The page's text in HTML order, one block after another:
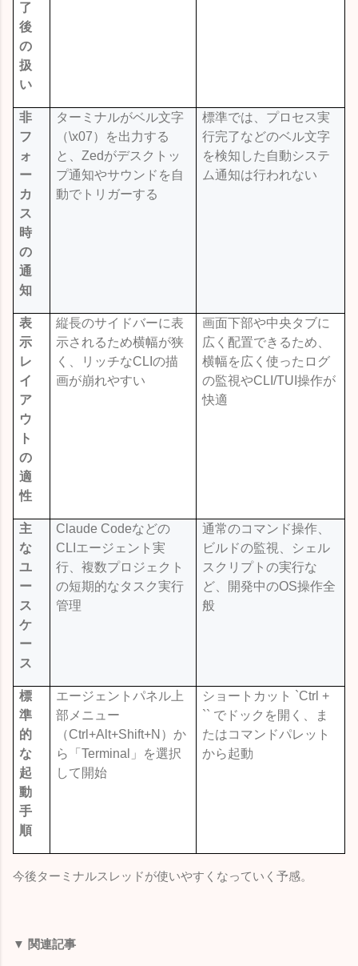
了
後
の
扱
い
非
フ
ォ
ー
カ
ス
時
の
通
知
ターミナルがベル文字
（\x07）を出力する
と、Zedがデスクトッ
プ通知やサウンドを自
動でトリガーする
標準では、プロセス実
行完了などのベル文字
を検知した自動システ
ム通知は行われない
表
示
レ
イ
ア
ウ
ト
の
適
性
縦長のサイドバーに表
示されるため横幅が狭
く、リッチなCLIの描
画が崩れやすい
画面下部や中央タブに
広く配置できるため、
横幅を広く使ったログ
の監視やCLI/TUI操作が
快適
主
な
ユ
ー
ス
ケ
ー
ス
Claude Codeなどの
CLI エージェント実
行、複数プロジェクト
の短期的なタスク実行
管理
通常のコマンド操作、
ビルドの監視、シェル
スクリプトの実行な
ど、開発中のOS操作全
般
標
準
的
な
起
動
手
順
エージェントパネル上
部メニュー
（Ctrl+Alt+Shift+N ）か
ら「Terminal
」を選択
して開始
ショートカット `Ctrl +
`` でドックを開く、ま
たはコマンドパレット
から起動
今後ターミナルスレッドが使いやすくなっていく予感。
▼ 関連記事